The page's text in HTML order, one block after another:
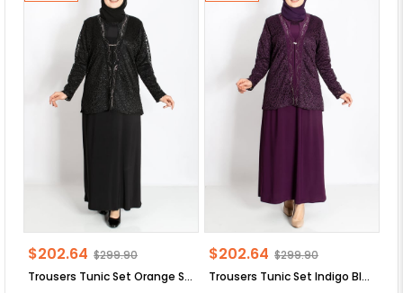
Trousers Tunic Set Orange SD58
$202.64 $299.90
Trousers Tunic Set Indigo Blue SD58
$202.64 $299.90